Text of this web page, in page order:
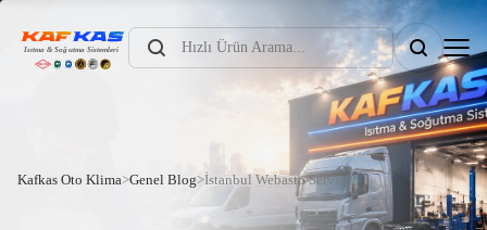
Products
search
Kafkas Oto Klima>Genel Blog>İstanbul Webasto Servis